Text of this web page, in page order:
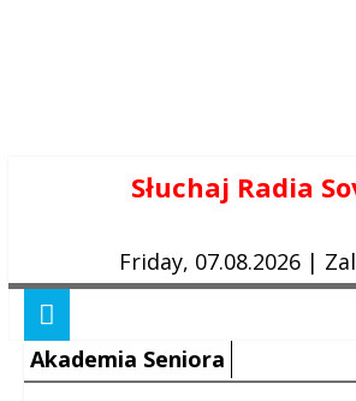
Słuchaj Radia
Friday, 07.08.2026 |
Akademia Seniora